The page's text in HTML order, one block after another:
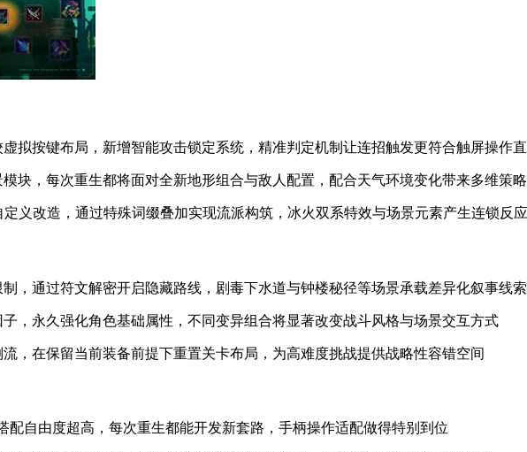
拟按键布局，新增智能攻击锁定系统，精准判定机制让连招触发更符合触屏操作
块，每次重生都将面对全新地形组合与敌人配置，配合天气环境变化带来多维策
义改造，通过特殊词缀叠加实现流派构筑，冰火双系特效与场景元素产生连锁反应
，通过符文解密开启隐藏路线，剧毒下水道与钟楼秘径等场景承载差异化叙事线索
，永久强化角色基础属性，不同变异组合将显著改变战斗风格与场景交互方式
，在保留当前装备前提下重置关卡布局，为高难度挑战提供战略性容错空间
配自由度超高，每次重生都能开发新套路，手柄操作适配做得特别到位